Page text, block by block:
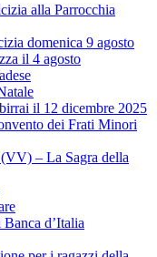
alla Parrocchia
domenica 9 agosto
il 4 agosto
il 12 dicembre 2025
dei Frati Minori
– La Sagra della
d’Italia